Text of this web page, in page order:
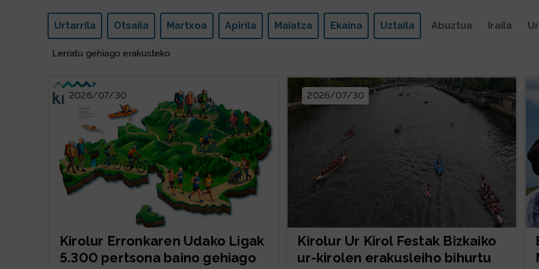
2026
Urtarrila Otsaila Martxoa Apirila Maiatza Ekaina Uztaila Abuztua Iraila
Lerratu gehiago erakusteko
Kirolur Erronkaren Udako Ligak
5.300 pertsona baino gehiago
2026/07/30
Kirolur Ur Kirol Festak Bizkaiko
ur-kirolen erakusleiho bihurtu
2026/07/30